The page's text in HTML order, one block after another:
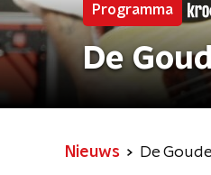
Programma
De
Nieuws De